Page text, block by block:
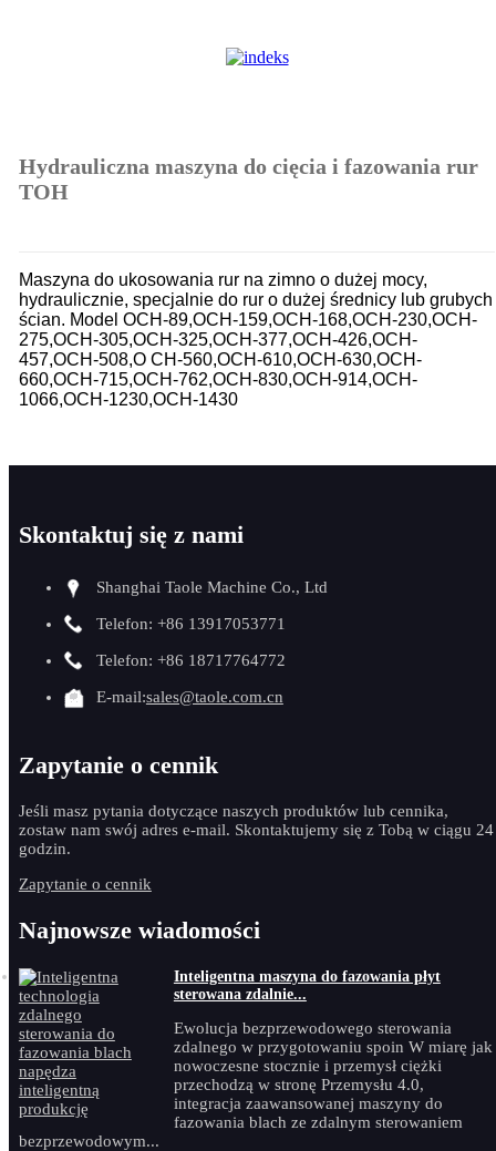
Hydrauliczna maszyna do cięcia i fazowania rur
TOH
Maszyna do ukosowania rur na zimno o dużej mocy,
hydraulicznie, specjalnie do rur o dużej średnicy lub grubych
ścian. Model OCH-89,OCH-159,OCH-168,OCH-230,OCH-
275,OCH-305,OCH-325,OCH-377,OCH-426,OCH-
457,OCH-508,O CH-560,OCH-610,OCH-630,OCH-
660,OCH-715,OCH-762,OCH-830,OCH-914,OCH-
1066,OCH-1230,OCH-1430
Skontaktuj się z nami
Shanghai Taole Machine Co., Ltd
Telefon: +86 13917053771
Telefon: +86 18717764772
E-mail:sales@taole.com.cn
Zapytanie o cennik
Jeśli masz pytania dotyczące naszych produktów lub cennika,
zostaw nam swój adres e-mail. Skontaktujemy się z Tobą w ciągu 24
godzin.
Zapytanie o cennik
Najnowsze wiadomości
Inteligentna maszyna do fazowania płyt
sterowana zdalnie...
Ewolucja bezprzewodowego sterowania
zdalnego w przygotowaniu spoin W miarę jak
nowoczesne stocznie i przemysł ciężki
przechodzą w stronę Przemysłu 4.0,
integracja zaawansowanej maszyny do
fazowania blach ze zdalnym sterowaniem
bezprzewodowym...